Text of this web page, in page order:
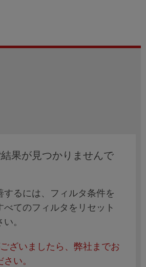
果が見つかりませんで
するには、フィルタ条件を
べてのフィルタをリセット
。
ざいましたら、弊社までお
い。